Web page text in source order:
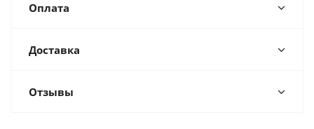
Оплата
Доставка
Отзывы